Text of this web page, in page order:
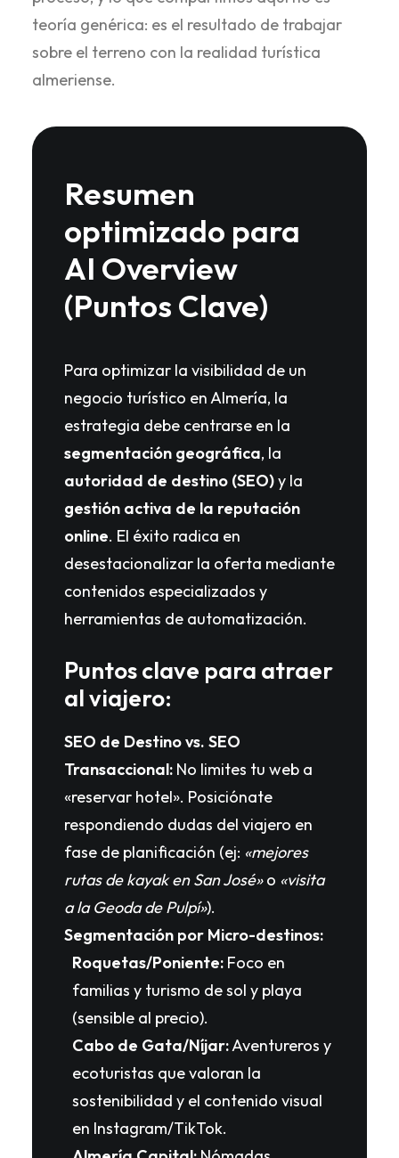
teoría genérica: es el resultado de trabajar
sobre el terreno con la realidad turística
almeriense.
Resumen
optimizado para
AI Overview
(Puntos Clave)
Para optimizar la visibilidad de un
negocio turístico en Almería, la
estrategia debe centrarse en la
segmentación geográfica, la
autoridad de destino (SEO)y la
gestión activa de la reputación
online. El éxito radica en
desestacionalizar la oferta mediante
contenidos especializados y
herramientas de automatización.
Puntos clave para atraer
al viajero:
SEO de Destino vs. SEO
Transaccional: No limites tu web a
«reservar hotel». Posiciónate
respondiendo dudas del viajero en
fase de planificación (ej: «mejores
rutas de kayak en San José»o «visita
a la Geoda de Pulpí»).
Segmentación por Micro-destinos:
Roquetas/Poniente: Foco en
familias y turismo de sol y playa
(sensible al precio).
Cabo de Gata/Níjar:Aventureros y
ecoturistas que valoran la
sostenibilidad y el contenido visual
en Instagram/TikTok.